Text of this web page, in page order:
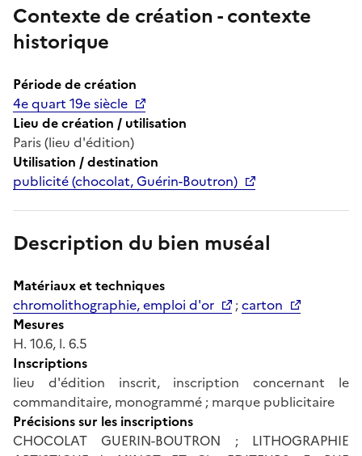
Contexte de création - contexte
historique
Période de création
4e quart 19e siècle
Lieu de création / utilisation
Paris (lieu d'édition)
Utilisation / destination
publicité (chocolat, Guérin-Boutron)
Description du bien muséal
Matériaux et techniques
chromolithographie, emploi d'or
;carton
Mesures
H. 10.6, l. 6.5
Inscriptions
lieu d'édition inscrit, inscription concernant le
commanditaire, monogrammé ; marque publicitaire
Précisions sur les inscriptions
CHOCOLAT GUERIN-BOUTRON ; LITHOGRAPHIE